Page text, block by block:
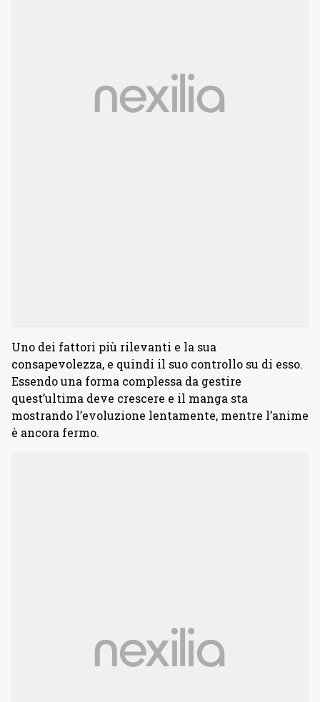
Uno dei fattori più rilevanti e la sua
consapevolezza, e quindi il suo controllo su di esso.
Essendo una forma complessa da gestire
quest’ultima deve crescere e il manga sta
mostrando l’evoluzione lentamente, mentre l’anime
è ancora fermo.